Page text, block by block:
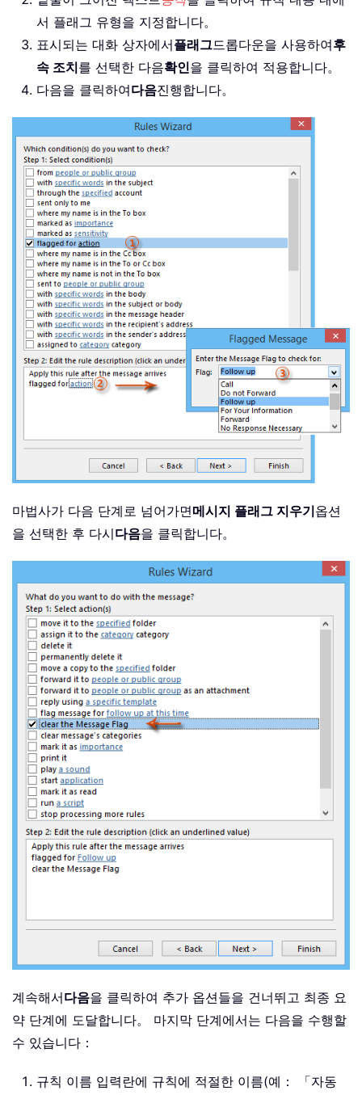
서 플래그 유형을 지정합니다。
표시되는 대화 상자에서플래그드롭다운을 사용하여후
속 조치를 선택한 다음확인을 클릭하여 적용합니다。
다음을 클릭하여다음진행합니다。
마법사가 다음 단계로 넘어가면메시지 플래그 지우기옵션
을 선택한 후 다시다음을 클릭합니다。
계속해서다음을 클릭하여 추가 옵션들을 건너뛰고 최종 요
약 단계에 도달합니다。 마지막 단계에서는 다음을 수행할
수 있습니다：
규칙 이름 입력란에 규칙에 적절한 이름(예： 「자동